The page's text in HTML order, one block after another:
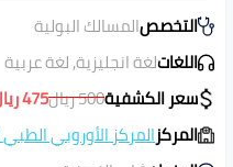
التخصصالمسالك البولية
اللغاتلغة انجليزية, لغة عربية
سعر الكشفية500ريال475
المركزالمركز الأوروبي الطبي